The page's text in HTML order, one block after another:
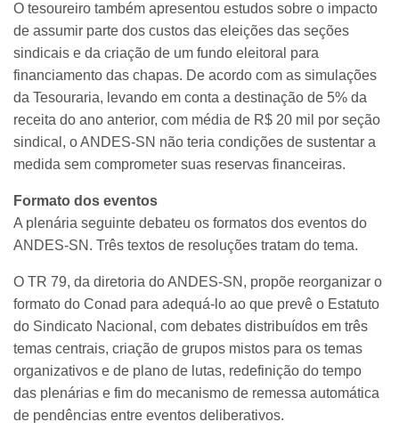
O tesoureiro também apresentou estudos sobre o impacto
de assumir parte dos custos das eleições das seções
sindicais e da criação de um fundo eleitoral para
financiamento das chapas. De acordo com as simulações
da Tesouraria, levando em conta a destinação de 5% da
receita do ano anterior, com média de R$ 20 mil por seção
sindical, o ANDES-SN não teria condições de sustentar a
medida sem comprometer suas reservas financeiras.
Formato dos eventos
A plenária seguinte debateu os formatos dos eventos do
ANDES-SN. Três textos de resoluções tratam do tema.
O TR 79, da diretoria do ANDES-SN, propõe reorganizar o
formato do Conad para adequá-lo ao que prevê o Estatuto
do Sindicato Nacional, com debates distribuídos em três
temas centrais, criação de grupos mistos para os temas
organizativos e de plano de lutas, redefinição do tempo
das plenárias e fim do mecanismo de remessa automática
de pendências entre eventos deliberativos.